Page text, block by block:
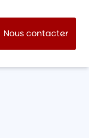
Nous contacter